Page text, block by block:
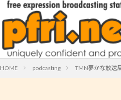
HOME podcasting TMN夢かな放送